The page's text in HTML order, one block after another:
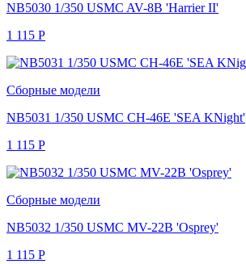
NB5030 1/350 USMC AV-8B 'Harrier II'
1 115 Р
Сборные модели
NB5031 1/350 USMC CH-46E 'SEA KNight'
1 115 Р
Сборные модели
NB5032 1/350 USMC MV-22B 'Osprey'
1 115 Р